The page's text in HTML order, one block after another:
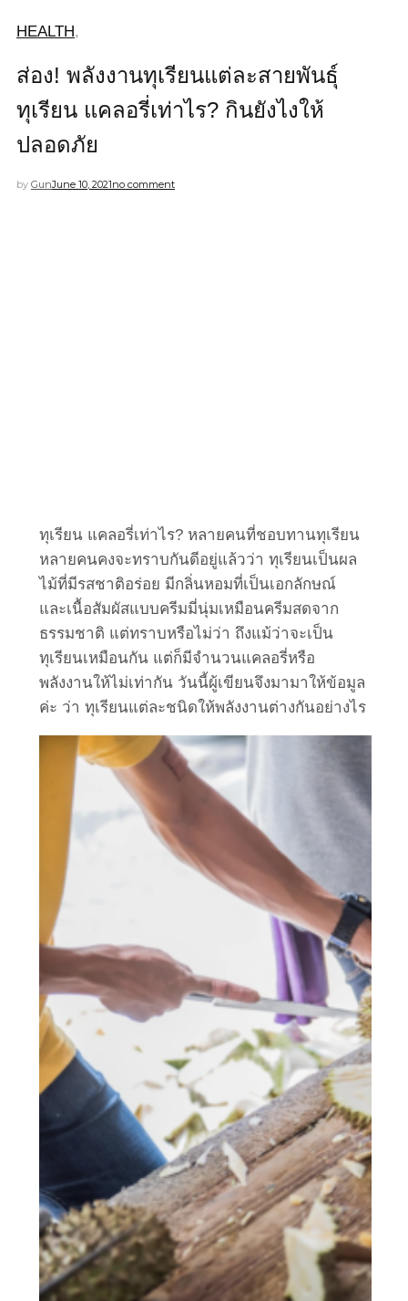
HEALTH,
ส่อง! พลังงานทุเรียนแต่ละสายพันธุ์
ทุเรียน แคลอรี่เท่าไร? กินยังไงให้
ปลอดภัย
by GunJune 10, 2021no comment
ทุเรียน แคลอรี่เท่าไร? หลายคนที่ชอบทานทุเรียน
หลายคนคงจะทราบกันดีอยู่แล้วว่า ทุเรียนเป็นผล
ไม้ที่มีรสชาติอร่อย มีกลิ่นหอมที่เป็นเอกลักษณ์
และเนื้อสัมผัสแบบครีมมี่นุ่มเหมือนครีมสดจาก
ธรรมชาติ แต่ทราบหรือไม่ว่า ถึงแม้ว่าจะเป็น
ทุเรียนเหมือนกัน แต่ก็มีจำนวนแคลอรี่หรือ
พลังงานให้ไม่เท่ากัน วันนี้ผู้เขียนจึงมามาให้ข้อมูล
ค่ะ ว่า ทุเรียนแต่ละชนิดให้พลังงานต่างกันอย่างไร